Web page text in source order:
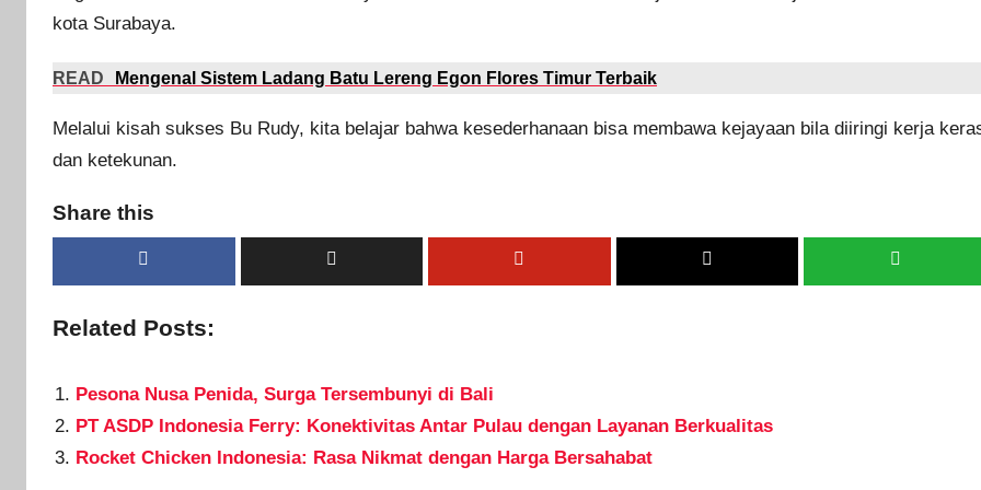
kota Surabaya.
READ Mengenal Sistem Ladang Batu Lereng Egon Flores Timur Terbaik
Melalui kisah sukses Bu Rudy, kita belajar bahwa kesederhanaan bisa membawa kejayaan bila diiringi kerja
dan ketekunan.
Share this
Related Posts:
Pesona Nusa Penida, Surga Tersembunyi di Bali
PT ASDP Indonesia Ferry: Konektivitas Antar Pulau dengan Layanan Berkualitas
Rocket Chicken Indonesia: Rasa Nikmat dengan Harga Bersahabat